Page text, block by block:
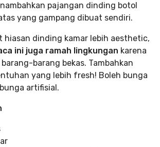
pajangan dinding botol
yang gampang dibuat sendiri.
hiasan dinding kamar lebih aesthetic,
ini juga ramah lingkungan karena
barang bekas. Tambahkan
yang lebih fresh! Boleh bunga
artifisial.